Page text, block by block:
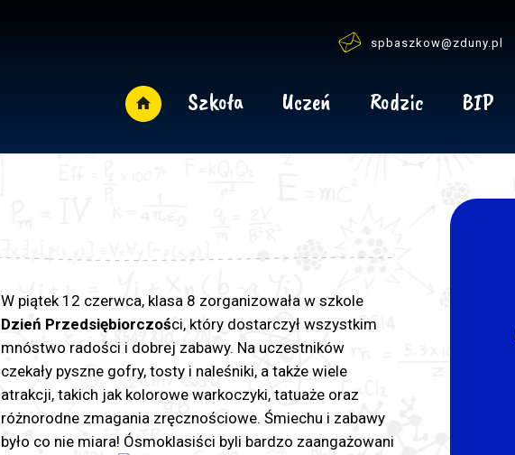
spbaszkow@zduny.pl
Szkoła Uczeń Rodzic BIP
W piątek 12 czerwca, klasa 8 zorganizowała w szkole
Dzień Przedsiębiorczości, który dostarczył wszystkim
mnóstwo radości i dobrej zabawy. Na uczestników
czekały pyszne gofry, tosty i naleśniki, a także wiele
atrakcji, takich jak kolorowe warkoczyki, tatuaże oraz
różnorodne zmagania zręcznościowe. Śmiechu i zabawy
było co nie miara! Ósmoklasiści byli bardzo zaangażowani